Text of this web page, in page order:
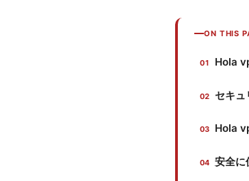
ON THIS
Hola
セキュ
Hola
安全に